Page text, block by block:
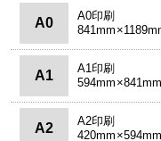
A0
A0印刷
A1
A1印刷
594mm×841mm
A2
A2印刷
420mm×594mm